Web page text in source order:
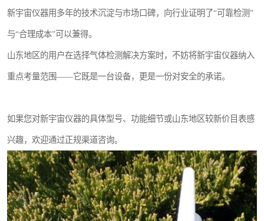
新宇宙仪器用多年的技术沉淀与市场口碑，向行业证明了“可靠检测”
与“合理成本”可以兼得。
山东地区的用户在选择气体检测解决方案时，不妨将新宇宙仪器纳入
重点考量范围——它既是一台设备，更是一份对安全的承诺。
如果您对新宇宙仪器的具体型号、功能细节或山东地区较新价目表感
兴趣，欢迎通过正规渠道咨询。